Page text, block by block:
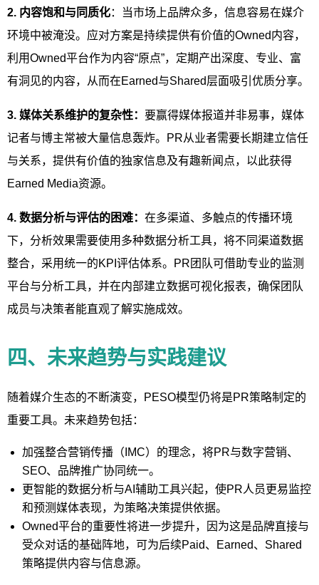
2. 内容饱和与同质化：当市场上品牌众多，信息容易在媒介
环境中被淹没。应对方案是持续提供有价值的Owned内容，
利用Owned平台作为内容“原点”，定期产出深度、专业、富
有洞见的内容，从而在Earned与Shared层面吸引优质分享。
3. 媒体关系维护的复杂性： 要赢得媒体报道并非易事，媒体
记者与博主常被大量信息轰炸。PR从业者需要长期建立信任
与关系，提供有价值的独家信息及有趣新闻点，以此获得
Earned Media资源。
4. 数据分析与评估的困难： 在多渠道、多触点的传播环境
下，分析效果需要使用多种数据分析工具，将不同渠道数据
整合，采用统一的KPI评估体系。PR团队可借助专业的监测
平台与分析工具，并在内部建立数据可视化报表，确保团队
成员与决策者能直观了解实施成效。
四、未来趋势与实践建议
随着媒介生态的不断演变，PESO模型仍将是PR策略制定的
重要工具。未来趋势包括：
加强整合营销传播（IMC）的理念，将PR与数字营销、
SEO、品牌推广协同统一。
更智能的数据分析与AI辅助工具兴起，使PR人员更易监控
和预测媒体表现，为策略决策提供依据。
Owned平台的重要性将进一步提升，因为这是品牌直接与
受众对话的基础阵地，可为后续Paid、Earned、Shared
策略提供内容与信息源。